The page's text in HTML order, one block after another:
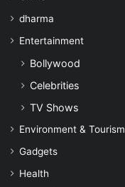
dharma
Entertainment
Bollywood
Celebrities
TV Shows
Environment & Tourism
Gadgets
Health